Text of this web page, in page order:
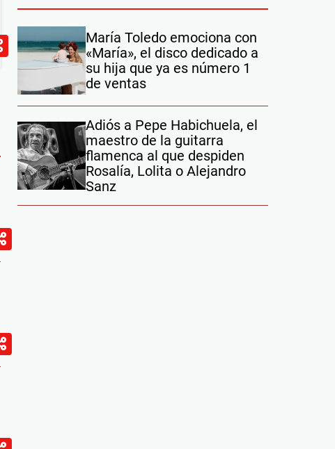
María Toledo emociona con
«María», el disco dedicado a
su hija que ya es número 1
de ventas
Adiós a Pepe Habichuela, el
maestro de la guitarra
flamenca al que despiden
Rosalía, Lolita o Alejandro
Sanz